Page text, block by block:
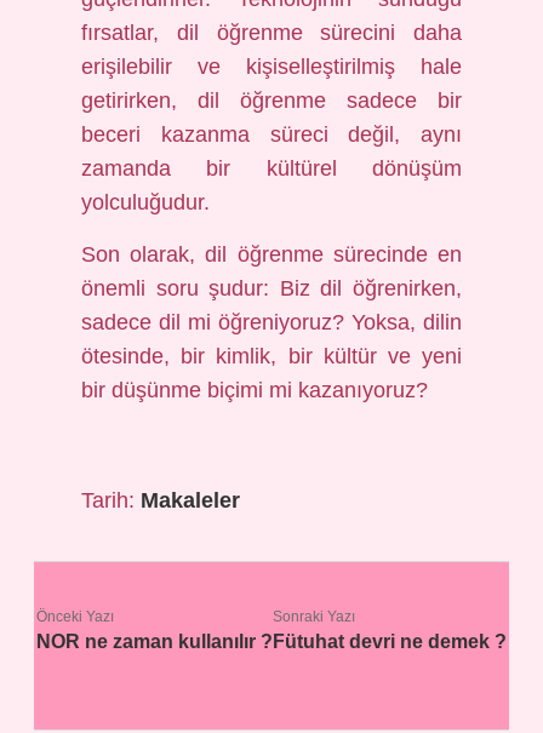
fırsatlar, dil öğrenme sürecini daha
erişilebilir ve kişiselleştirilmiş hale
getirirken, dil öğrenme sadece bir
beceri kazanma süreci değil, aynı
zamanda bir kültürel dönüşüm
yolculuğudur.
Son olarak, dil öğrenme sürecinde en
önemli soru şudur: Biz dil öğrenirken,
sadece dil mi öğreniyoruz? Yoksa, dilin
ötesinde, bir kimlik, bir kültür ve yeni
bir düşünme biçimi mi kazanıyoruz?
Tarih: Makaleler
Önceki Yazı
NOR ne zaman kullanılır ?
Sonraki Yazı
Fütuhat devri ne demek ?